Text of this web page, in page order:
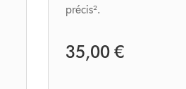
précis².
35,00 €